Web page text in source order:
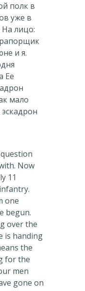
полк в
уже в
лицо:
и я.
Ее
мало
Now
11
one
begun.
over the
is handing
the
for the
men
gone on